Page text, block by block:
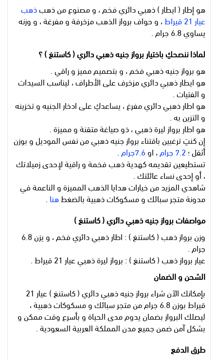
هو إطار ( ايطار ) ذهبي دائري فخم ، و مصنوع من ذهب ذهب
عيار 21 قيراط
، و حواف برواز الذهب مزخرفة و مفرغة ، و وزنه
يساوي 6.8 جرام .
لماذا ننصحكِ باختيار برواز جنيه ذهبي دائري ( كاستنغ ) ؟
هو برواز جنيه ذهبي فخم ، و بتصميم مميز و راقي .
هو ايطار ذهبي دائري مزخرف على الأطراف ، ليناسب السيدات
و الفتيات .
هو اطار ذهبي دائري مفرغ ، يساعدكِ على ادخار الجنيه و تخزينه
و التزين به .
هو اطار برواز ليرة ذهبي ، ذو صياغة متقنة و مميزة .
إن كنتِ ترغبين باقتناء برواز جنيه ذهبي من نفس الموديل و بوزن
أثقل ؛ 7.2 جرام ، او 7.6جرام
.
تستطيعين تقديمه كهدية ذهب فخمة و راقية لإحدى زميلاتك
، أو إحدى نساء عائلتك .
شاهدي المزيد من خيارات هدايا الذهب المميزة و الناعمة في
مدونة متجر سبائك و مسكوكات ذهبية بالضغطهنا .
مواصفات برواز جنيه ذهبي دائري ( كاستنغ )
وزن برواز ذهب ( كاستنغ ) : اطار ذهبي دائري فخم ، و يزن 6.8
جرام .
عيار برواز ذهب ( كاستنغ ) : برواز ليرة ذهبي عيار 21 قيراط .
الشحن و الضمان
بإمكانك الآن شراء برواز جنيه ذهبي دائري ( كاستنغ ) عيار 21
قيراط بوزن 6.8 جرام من متجر سبائك و مسكوكات ذهبية ،
ليصلك البرواز بضمان يدوم مدى الحياة و بأسرع وقت ممكن و
بشكل آمن ضمن جميع مدن المملكة العربية السعودية .
طرق الدفع